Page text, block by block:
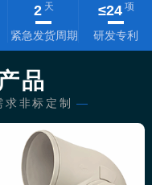
2 天
紧急发货周期
≤24 项
研发专利
品
非标定制 —